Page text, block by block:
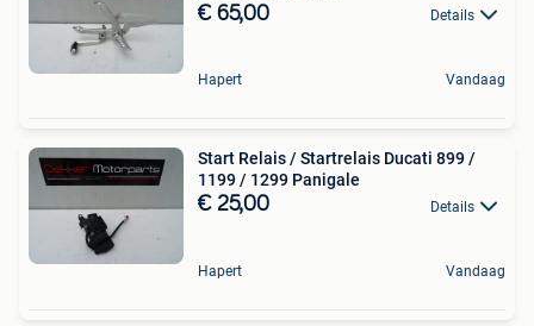
€ 65,00 Details
Hapert Vandaag
Start Relais / Startrelais Ducati 899 /
1199 / 1299 Panigale
€ 25,00 Details
Hapert Vandaag